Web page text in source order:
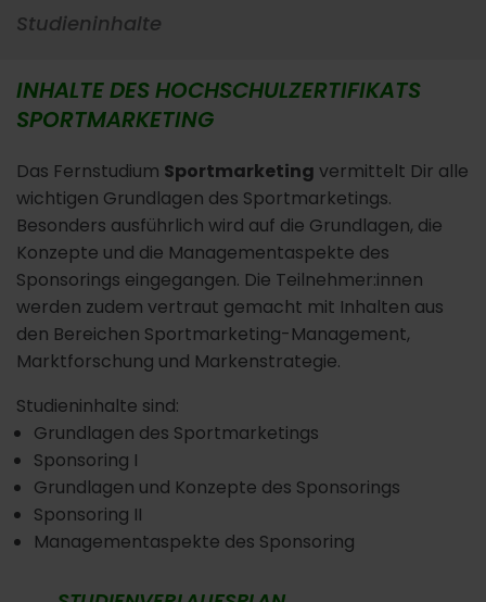
Studieninhalte
INHALTE DES HOCHSCHULZERTIFIKATS
SPORTMARKETING
Das Fernstudium Sportmarketing vermittelt Dir alle
wichtigen Grundlagen des Sportmarketings.
Besonders ausführlich wird auf die Grundlagen, die
Konzepte und die Managementaspekte des
Sponsorings eingegangen. Die Teilnehmer:innen
werden zudem vertraut gemacht mit Inhalten aus
den Bereichen Sportmarketing-Management,
Marktforschung und Markenstrategie.
Studieninhalte sind:
Grundlagen des Sportmarketings
Sponsoring I
Grundlagen und Konzepte des Sponsorings
Sponsoring II
Managementaspekte des Sponsoring